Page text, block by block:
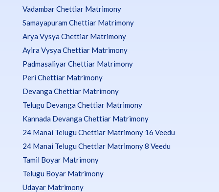
Vadambar Chettiar Matrimony
Samayapuram Chettiar Matrimony
Arya Vysya Chettiar Matrimony
Ayira Vysya Chettiar Matrimony
Padmasaliyar Chettiar Matrimony
Peri Chettiar Matrimony
Devanga Chettiar Matrimony
Telugu Devanga Chettiar Matrimony
Kannada Devanga Chettiar Matrimony
24 Manai Telugu Chettiar Matrimony 16 Veedu
24 Manai Telugu Chettiar Matrimony 8 Veedu
Tamil Boyar Matrimony
Telugu Boyar Matrimony
Udayar Matrimony